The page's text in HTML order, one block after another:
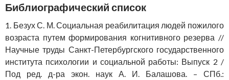
Библиографический список
1. Безух С. М. Социальная реабилитация людей пожилого
возраста путем формирования когнитивного резерва //
Научные труды Санкт-Петербургского государственного
института психологии и социальной работы: Выпуск 2 /
Под ред. д-ра экон. наук А. И. Балашова. – СПб.: